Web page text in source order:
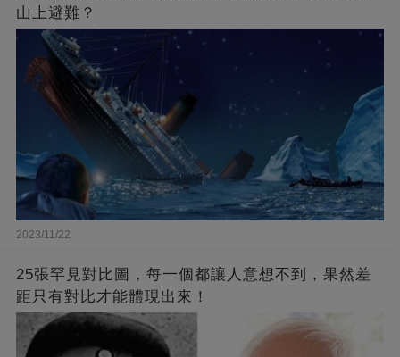
山上避難？
2023/11/22
25張罕見對比圖，每一個都讓人意想不到，果然差
距只有對比才能體現出來！